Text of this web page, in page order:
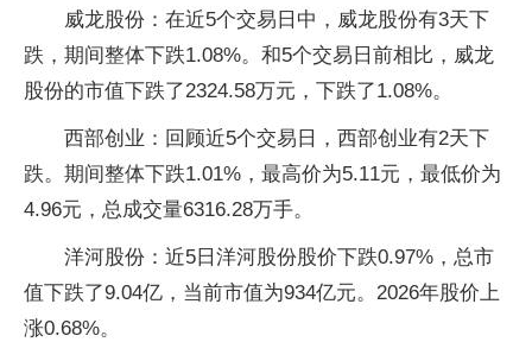
威龙股份：在近5个交易日中，威龙股份有3天下
跌，期间整体下跌1.08%。和5个交易日前相比，威龙
股份的市值下跌了2324.58万元，下跌了1.08%。
西部创业：回顾近5个交易日，西部创业有2天下
跌。期间整体下跌1.01%，最高价为5.11元，最低价为
4.96元，总成交量6316.28万手。
洋河股份：近5日洋河股份股价下跌0.97%，总市
值下跌了9.04亿，当前市值为934亿元。2026年股价上
涨0.68%。